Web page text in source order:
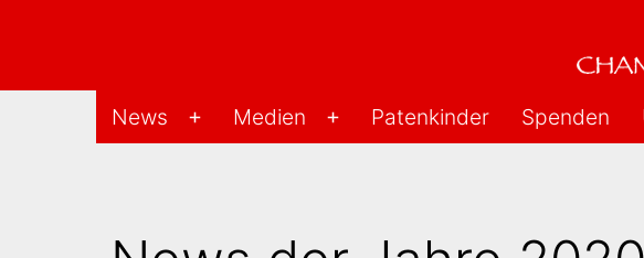
Changu-
News
Menü
Medien
Menü
Patenkinder Spenden